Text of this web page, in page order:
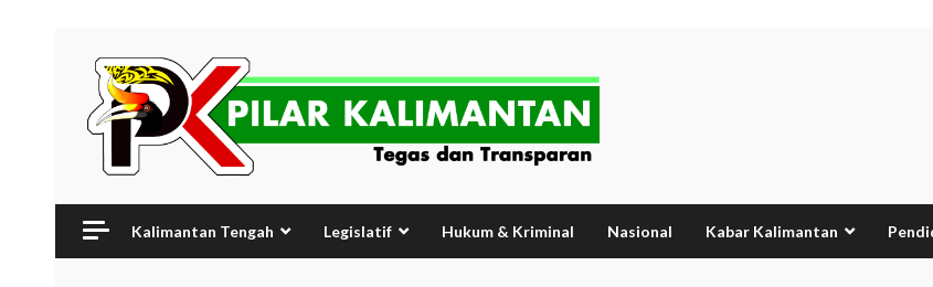
content
Kalimantan Tengah Legislatif Hukum & Kriminal Nasional Kabar Kalimantan